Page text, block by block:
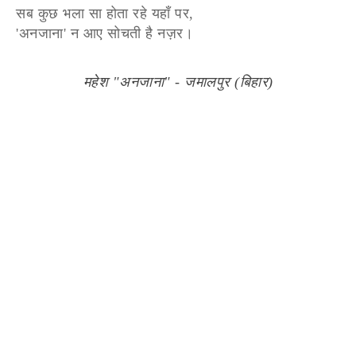
सब कुछ भला सा होता रहे यहाँ पर,
'अनजाना' न आए सोचती है नज़र।
महेश "अनजाना" - जमालपुर (बिहार)